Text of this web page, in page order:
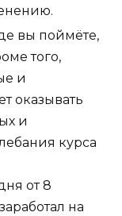
вы поймёте,
того,
и
оказывать
и
курса
от 8
на